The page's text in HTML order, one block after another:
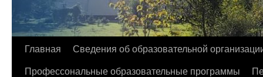
Перейти
Главная
Сведения об образовательной
Профессональные образовательные программы